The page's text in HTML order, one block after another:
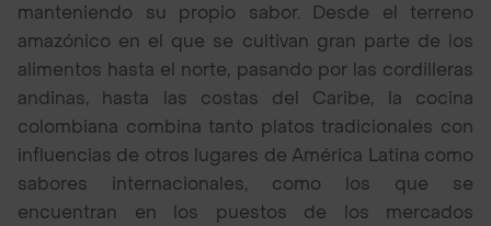
manteniendo su propio sabor. Desde el terreno
amazónico en el que se cultivan gran parte de los
alimentos hasta el norte, pasando por las cordilleras
andinas, hasta las costas del Caribe, la cocina
colombiana combina tanto platos tradicionales con
influencias de otros lugares de América Latina como
sabores internacionales, como los que se
encuentran en los puestos de los mercados